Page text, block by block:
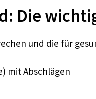
Die
und die für
mit Abschlägen